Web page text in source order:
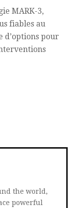
MARK-3,
fiables au
d’options pour
the world,
powerful